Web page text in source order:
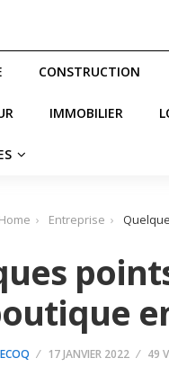
CONSTRUCTION
IMMOBILIER
Home Entreprise
17 JANVIER 2022 49